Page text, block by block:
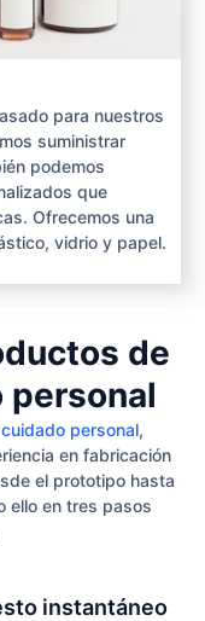
para nuestros
suministrar
podemos
que
Ofrecemos una
vidrio y papel.
de
personal
personal,
en fabricación
el prototipo hasta
ello en tres pasos
instantáneo